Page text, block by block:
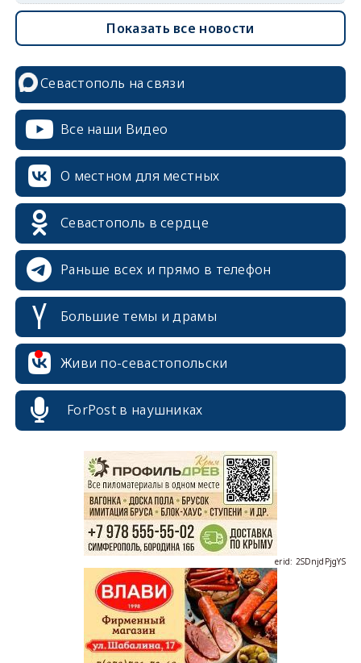
Показать все новости
Севастополь на связи
Все наши Видео
О местном для местных
Севастополь в сердце
Раньше всех и прямо в телефон
Большие темы и драмы
Живи по-севастопольски
ForPost в наушниках
erid: 2SDnjdvhGXG